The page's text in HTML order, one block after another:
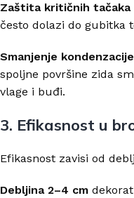
Zaštita kritičnih tačaka
često dolazi do gubitka
Smanjenje kondenzacije
spoljne površine zida
vlage i buđi.
3. Efikasnost u
Efikasnost zavisi od
Debljina 2–4 cm